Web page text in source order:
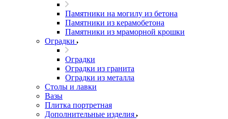
Памятники на могилу из бетона
Памятники из керамобетона
Памятники из мраморной крошки
Оградки
Оградки
Оградки из гранита
Оградки из металла
Столы и лавки
Вазы
Плитка портретная
Дополнительные изделия